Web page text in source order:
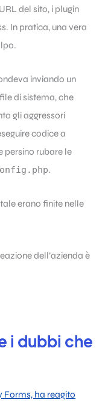
del sito, i plugin
In pratica, una vera
inviando un
di sistema, che
gli aggressori
codice a
persino rubare le
.
erano finite nelle
dell’azienda è
i dubbi che
Forms, ha reagito